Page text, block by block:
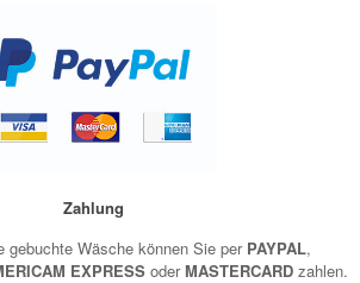
Zahlung
gebuchte Wäsche können Sie per PAYPAL,
EXPRESS oderMASTERCARD zahlen.